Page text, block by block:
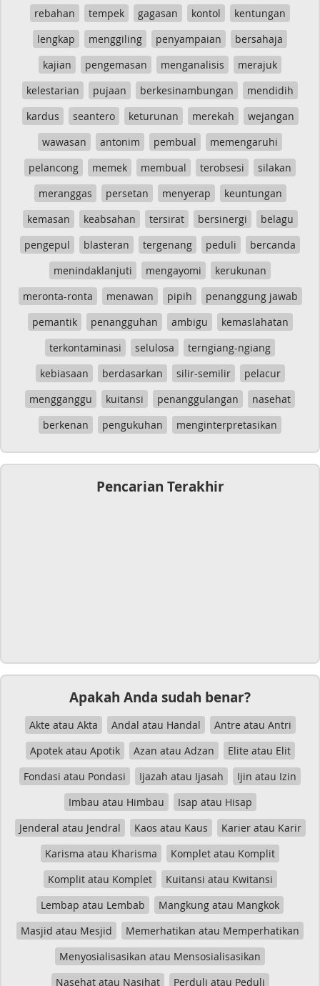
rebahan tempek gagasan kontol
kentungan
lengkap
menggiling penyampaian
bersahaja
kajian
pengemasan menganalisis
merajuk
kelestarian
pujaan berkesinambungan
mendidih
kardus
seantero keturunan merekah
wejangan
wawasan
antonim pembual
memengaruhi
pelancong
memek membual terobsesi
silakan
meranggas
persetan menyerap
keuntungan
kemasan
keabsahan tersirat bersinergi
belagu
pengepul
blasteran tergenang peduli
bercanda
menindaklanjuti
mengayomi
kerukunan
meronta-ronta
menawan pipih
penanggung jawab
pemantik
penangguhan ambigu
kemaslahatan
terkontaminasi
selulosa
terngiang-ngiang
kebiasaan
berdasarkan silir-semilir
pelacur
mengganggu
kuitansi penanggulangan
nasehat
berkenan
pengukuhan menginterpretasikan
Pencarian Terakhir
Apakah Anda sudah benar?
Akte atau Akta Andal atau Handal
Antre atau Antri
Apotek atau Apotik
Azan atau Adzan
Elite atau Elit
Fondasi atau Pondasi
Ijazah atau Ijasah
Ijin atau Izin
Imbau atau Himbau
Isap atau Hisap
Jenderal atau Jendral
Kaos atau Kaus
Karier atau Karir
Karisma atau Kharisma
Komplet atau Komplit
Komplit atau Komplet
Kuitansi atau Kwitansi
Lembap atau Lembab
Mangkung atau Mangkok
Masjid atau Mesjid
Memerhatikan atau Memperhatikan
Menyosialisasikan atau Mensosialisasikan
Nasehat atau Nasihat
Perduli atau Peduli